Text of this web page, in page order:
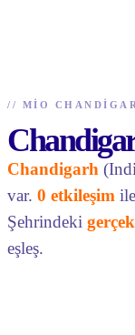
// MIO
Chandigarh
var. 0 etkileşim
Şehrindeki
eşleş.